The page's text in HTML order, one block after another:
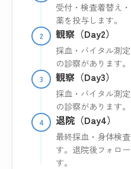
受付・検査着替え
薬を投与します。
2 観察（Day2）
採血・バイタル測
の診察があります。
3 観察（Day3）
採血・バイタル測
の診察があります。
4 退院（Day4）
最終採血・身体検
す。退院後フォロ
す。